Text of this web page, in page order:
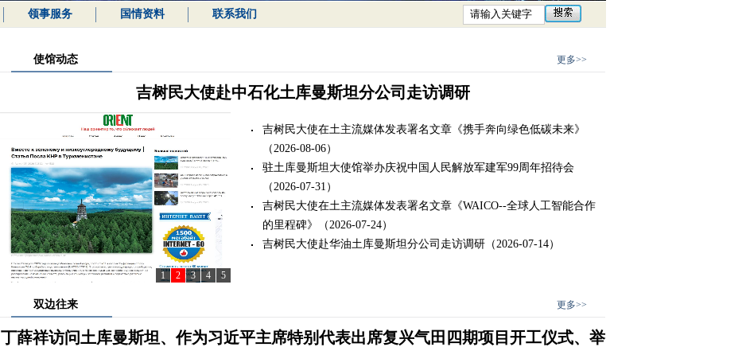
领事服务 国情资料 联系我们
使馆动态 更多>>
吉树民大使赴中石化土库曼斯坦分公司走访调研
5
4
3
2
1
吉树民大使在土主流媒体发表署名文章《携手奔向绿色低碳未来》
（2026-08-06）
驻土库曼斯坦大使馆举办庆祝中国人民解放军建军99周年招待会
（2026-07-31）
吉树民大使在土主流媒体发表署名文章《WAICO--全球人工智能合作
的里程碑》
（2026-07-24）
吉树民大使赴华油土库曼斯坦分公司走访调研（2026-07-14）
双边往来 更多>>
丁薛祥访问土库曼斯坦、作为习近平主席特别代表出席复兴气田四期项目开工仪式、举